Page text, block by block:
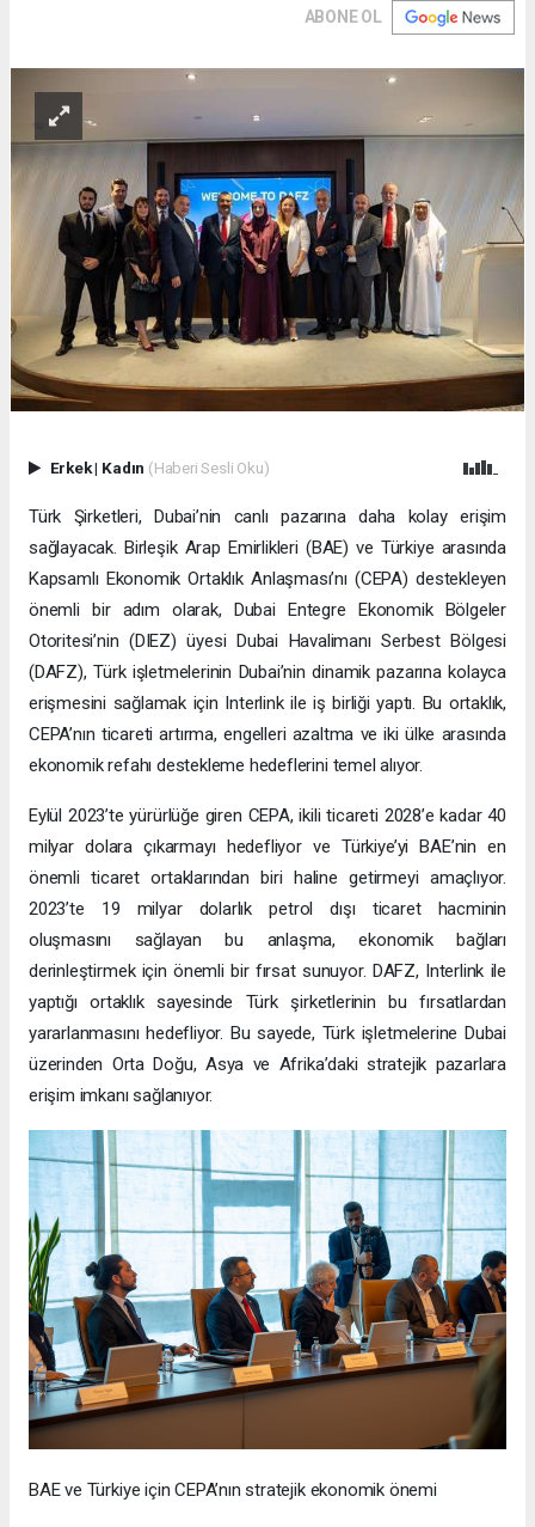
ABONE OL
Erkek| Kadın (Haberi Sesli Oku)
Türk Şirketleri, Dubai’nin canlı pazarına daha kolay erişim
sağlayacak. Birleşik Arap Emirlikleri (BAE) ve Türkiye arasında
Kapsamlı Ekonomik Ortaklık Anlaşması’nı (CEPA) destekleyen
önemli bir adım olarak, Dubai Entegre Ekonomik Bölgeler
Otoritesi’nin (DIEZ) üyesi Dubai Havalimanı Serbest Bölgesi
(DAFZ), Türk işletmelerinin Dubai’nin dinamik pazarına kolayca
erişmesini sağlamak için Interlink ile iş birliği yaptı. Bu ortaklık,
CEPA’nın ticareti artırma, engelleri azaltma ve iki ülke arasında
ekonomik refahı destekleme hedeflerini temel alıyor.
Eylül 2023’te yürürlüğe giren CEPA, ikili ticareti 2028’e kadar 40
milyar dolara çıkarmayı hedefliyor ve Türkiye’yi BAE’nin en
önemli ticaret ortaklarından biri haline getirmeyi amaçlıyor.
2023’te 19 milyar dolarlık petrol dışı ticaret hacminin
oluşmasını sağlayan bu anlaşma, ekonomik bağları
derinleştirmek için önemli bir fırsat sunuyor. DAFZ, Interlink ile
yaptığı ortaklık sayesinde Türk şirketlerinin bu fırsatlardan
yararlanmasını hedefliyor. Bu sayede, Türk işletmelerine Dubai
üzerinden Orta Doğu, Asya ve Afrika’daki stratejik pazarlara
erişim imkanı sağlanıyor.
BAE ve Türkiye için CEPA’nın stratejik ekonomik önemi